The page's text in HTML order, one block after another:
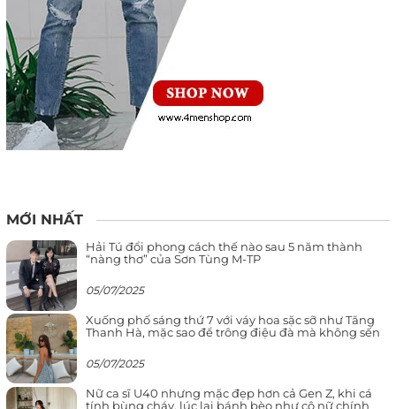
MỚI NHẤT
Hải Tú đổi phong cách thế nào sau 5 năm thành
“nàng thơ” của Sơn Tùng M-TP
05/07/2025
Xuống phố sáng thứ 7 với váy hoa sặc sỡ như Tăng
Thanh Hà, mặc sao để trông điệu đà mà không sến
05/07/2025
Nữ ca sĩ U40 nhưng mặc đẹp hơn cả Gen Z, khi cá
tính bùng cháy, lúc lại bánh bèo như cô nữ chính